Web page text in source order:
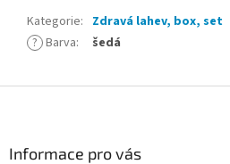
Kategorie: Zdravá lahev, box, set
? Barva: šedá
Informace pro vás